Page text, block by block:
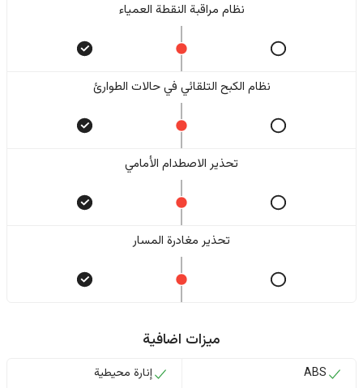
نظام مراقبة النقطة العمياء
نظام الكبح التلقائي في حالات الطوارئ
تحذير الاصطدام الأمامي
تحذير مغادرة المسار
ميزات اضافية
ABS
إنارة محيطية